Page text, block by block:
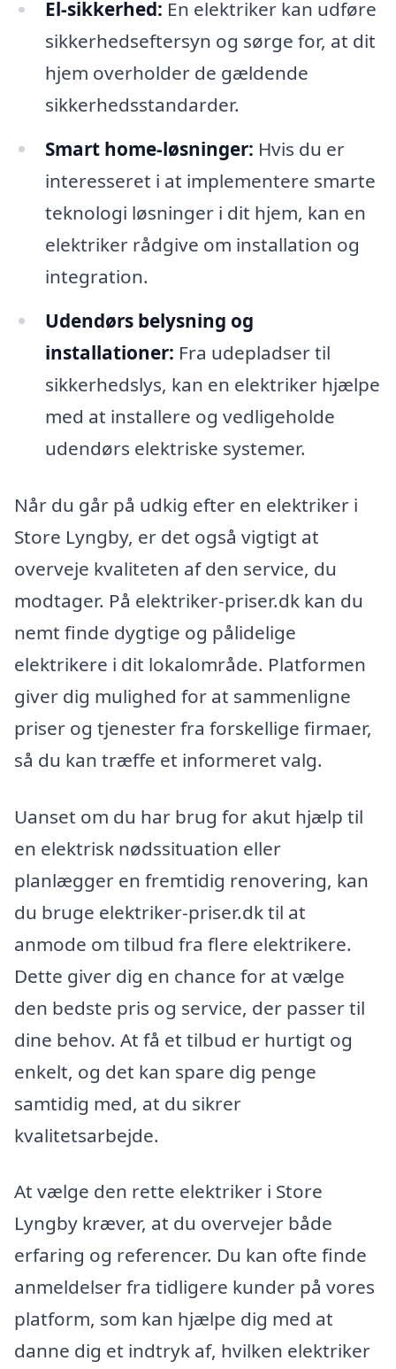
El-sikkerhed: En elektriker kan udføre
sikkerhedseftersyn og sørge for, at dit
hjem overholder de gældende
sikkerhedsstandarder.
Smart home-løsninger: Hvis du er
interesseret i at implementere smarte
teknologi løsninger i dit hjem, kan en
elektriker rådgive om installation og
integration.
Udendørs belysning og
installationer: Fra udepladser til
sikkerhedslys, kan en elektriker hjælpe
med at installere og vedligeholde
udendørs elektriske systemer.
Når du går på udkig efter en elektriker i
Store Lyngby, er det også vigtigt at
overveje kvaliteten af den service, du
modtager. På elektriker-priser.dk kan du
nemt finde dygtige og pålidelige
elektrikere i dit lokalområde. Platformen
giver dig mulighed for at sammenligne
priser og tjenester fra forskellige firmaer,
så du kan træffe et informeret valg.
Uanset om du har brug for akut hjælp til
en elektrisk nødssituation eller
planlægger en fremtidig renovering, kan
du bruge elektriker-priser.dk til at
anmode om tilbud fra flere elektrikere.
Dette giver dig en chance for at vælge
den bedste pris og service, der passer til
dine behov. At få et tilbud er hurtigt og
enkelt, og det kan spare dig penge
samtidig med, at du sikrer
kvalitetsarbejde.
At vælge den rette elektriker i Store
Lyngby kræver, at du overvejer både
erfaring og referencer. Du kan ofte finde
anmeldelser fra tidligere kunder på vores
platform, som kan hjælpe dig med at
danne dig et indtryk af, hvilken elektriker